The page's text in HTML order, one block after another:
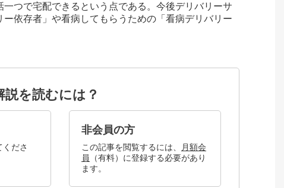
つで宅配できるという点である。今後デリバリーサ
依存者」や看病してもらうための「看病デリバリー
説を読むには？
くださ
非会員の方
この記事を閲覧するには、
月額会
員
（有料）に登録する必要があり
ます。